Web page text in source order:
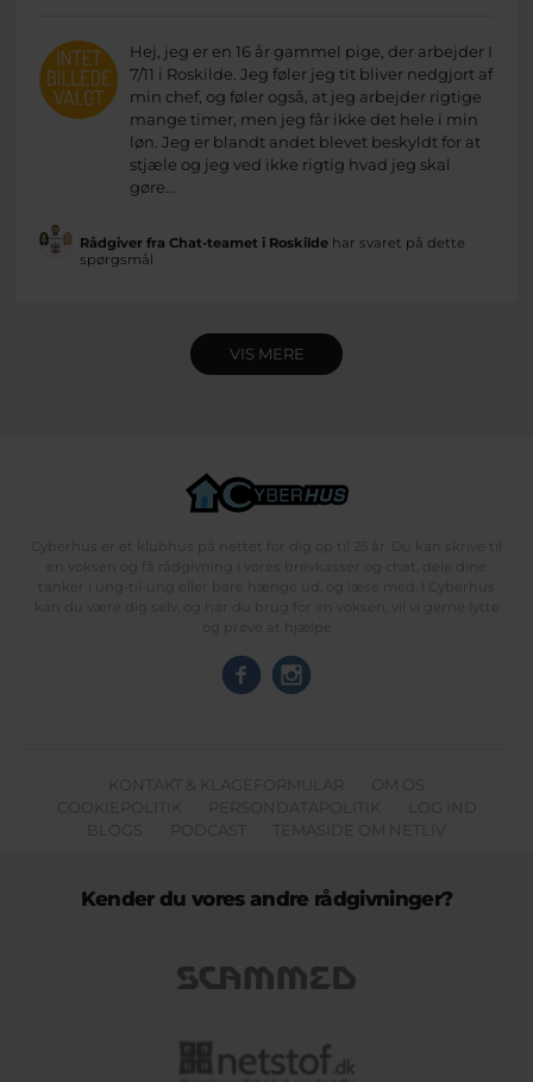
Hej, jeg er en 16 år gammel pige, der arbejder I
7/11 i Roskilde. Jeg føler jeg tit bliver nedgjort af
min chef, og føler også, at jeg arbejder rigtige
mange timer, men jeg får ikke det hele i min
løn. Jeg er blandt andet blevet beskyldt for at
stjæle og jeg ved ikke rigtig hvad jeg skal
gøre...
Rådgiver fra Chat-teamet i Roskildehar svaret på dette
spørgsmål
VIS MERE
Cyberhus er et klubhus på nettet for dig op til 25 år. Du kan skrive til
en voksen og få rådgivning i vores brevkasser og chat, dele dine
tanker i ung-til-ung eller bare hænge ud, og læse med. I Cyberhus
kan du være dig selv, og har du brug for en voksen, vil vi gerne lytte
og prøve at hjælpe
KONTAKT & KLAGEFORMULAR
OM OS
COOKIEPOLITIK
PERSONDATAPOLITIK
LOG IND
BLOGS
PODCAST TEMASIDE OM NETLIV
Kender du vores andre rådgivninger?